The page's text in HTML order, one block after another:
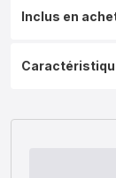
Inclus en